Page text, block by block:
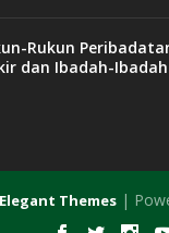
Rukun
dan Ibadah-
Elegant Themes|